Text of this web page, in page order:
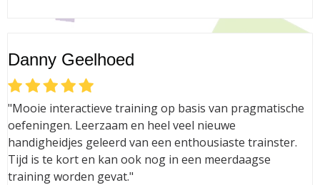
Danny Geelhoed
"Mooie interactieve training op basis van pragmatische
oefeningen. Leerzaam en heel veel nieuwe
handigheidjes geleerd van een enthousiaste trainster.
Tijd is te kort en kan ook nog in een meerdaagse
training worden gevat."